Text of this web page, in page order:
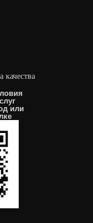
качества
или